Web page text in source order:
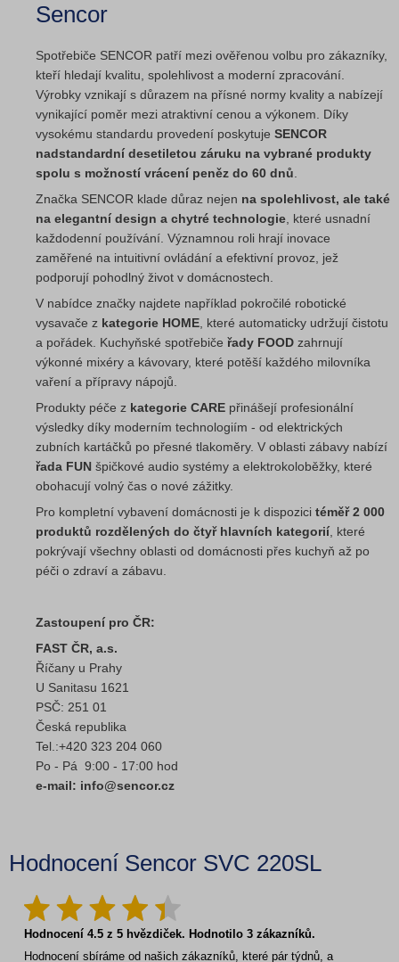
Sencor
Spotřebiče SENCOR patří mezi ověřenou volbu pro zákazníky,
kteří hledají kvalitu, spolehlivost a moderní zpracování.
Výrobky vznikají s důrazem na přísné normy kvality a nabízejí
vynikající poměr mezi atraktivní cenou a výkonem. Díky
vysokému standardu provedení poskytuje SENCOR
nadstandardní desetiletou záruku na vybrané produkty
spolu s možností vrácení peněz do 60 dnů
Značka SENCOR klade důraz nejen na spolehlivost, ale také
na elegantní design a chytré technologie , které usnadní
každodenní používání. Významnou roli hrají inovace
zaměřené na intuitivní ovládání a efektivní provoz, jež
podporují pohodlný život v domácnostech.
V nabídce značky najdete například pokročilé robotické
vysavače z kategorie HOME , které automaticky udržují čistotu
a pořádek. Kuchyňské spotřebiče řady FOOD zahrnují
výkonné mixéry a kávovary, které potěší každého milovníka
vaření a přípravy nápojů.
Produkty péče z kategorie CARE přinášejí profesionální
výsledky díky moderním technologiím - od elektrických
zubních kartáčků po přesné tlakoměry. V oblasti zábavy nabízí
řada FUN špičkové audio systémy a elektrokoloběžky, které
obohacují volný čas o nové zážitky.
Pro kompletní vybavení domácnosti je k dispozici téměř 2 000
produktů rozdělených do čtyř hlavních kategorií , které
pokrývají všechny oblasti od domácnosti přes kuchyň až po
péči o zdraví a zábavu.
Zastoupení pro ČR:
FAST ČR, a.s.
Říčany u Prahy
U Sanitasu 1621
PSČ: 251 01
Česká republika
Tel.:+420 323 204 060
Po - Pá 9:00 - 17:00 hod
e-mail: info@sencor.cz
Hodnocení Sencor SVC 220SL
Hodnocení 4.5 z 5 hvězdiček. Hodnotilo 3 zákazníků.
Hodnocení sbíráme od našich zákazníků, které pár týdnů, a